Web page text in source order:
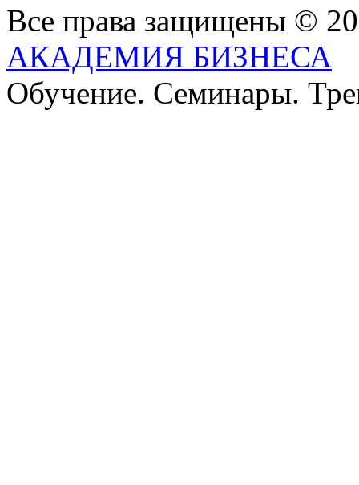
Все права защищены ©
АКАДЕМИЯ БИЗНЕСА
Обучение. Семинары.